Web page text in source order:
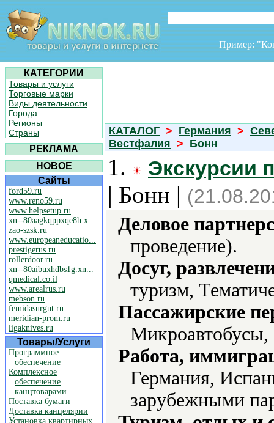
Пример:
КАТЕГОРИИ
Товары и услуги
Торговые марки
Виды деятельности
Города
Регионы
Страны
РЕКЛАМА
НОВОЕ
Сайты
ford59.ru
www.reno59.ru
www.helpsetup.ru
xn--80aagkqppxqe8h.x...
zao-szsk.ru
www.europeaneducatio...
prestigerus.ru
rollerdoor.ru
xn--80aibuxhdbs1g.xn...
qmedical.co.il
www.arealrus.ru
mebson.ru
femidasurgut.ru
meridian-prom.ru
ligaknives.ru
Товары/Услуги
Программное
обеспечение
Комплексное
обеспечение
канцтоварами
Поставка бумаги
Доставка канцелярии
Установка квартирных
КАТАЛОГ > Германия >
Вестфалия > Бонн
1. Экскурсии
| Бонн |
Деловое
проведение).
Досуг,
туризм,
Пассажирские
Работа,
Германия,
зарубежными